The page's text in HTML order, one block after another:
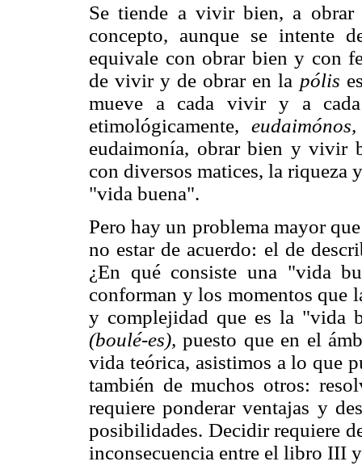
Se tiende a vivir bien, a
concepto, aunque se intente
equivale con obrar bien y con
de vivir y de obrar en la pólis
mueve a cada vivir y a
etimológicamente,eudaimónos,
eudaimonía, obrar bien y vivir
con diversos matices, la riqueza
"vida buena".
Pero hay un problema mayor
no estar de acuerdo: el de
¿En qué consiste una "vida
conforman y los momentos que
y complejidad que es la "vida
(boulé-es), puesto que en el
vida teórica, asistimos a lo que
también de muchos otros:
requiere ponderar ventajas y
posibilidades. Decidir requiere
inconsecuencia entre el libro III